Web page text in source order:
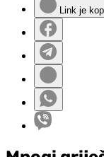
Link je